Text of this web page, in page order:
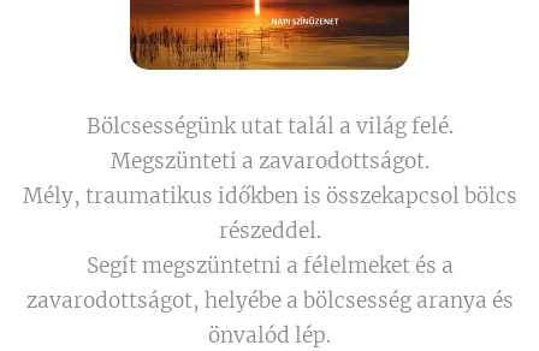
Bölcsességünk utat talál a világ felé.
Megszünteti a zavarodottságot.
Mély, traumatikus időkben is összekapcsol bölcs
részeddel.
Segít megszüntetni a félelmeket és a
zavarodottságot, helyébe a bölcsesség aranya és
önvalód lép.